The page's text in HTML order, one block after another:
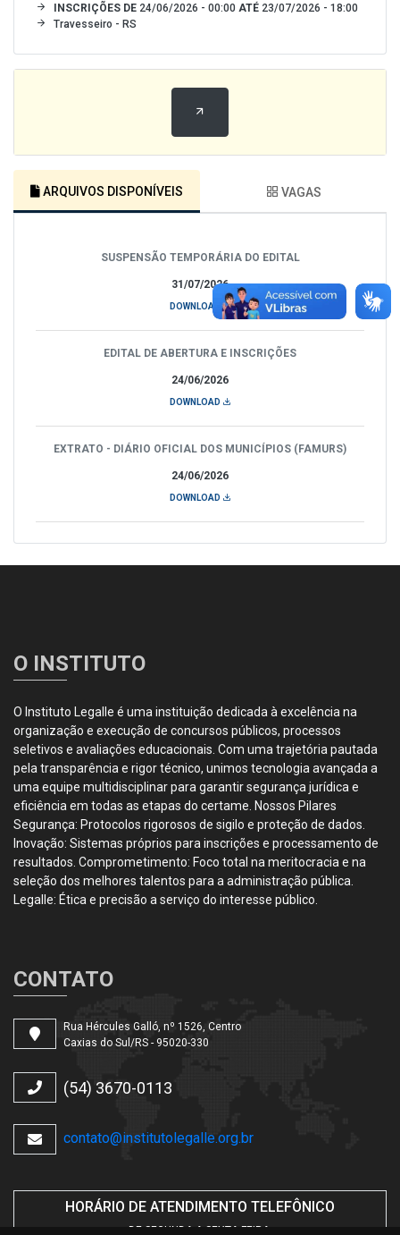
INSCRIÇÕES DE 24/06/2026 - 00:00 ATÉ 23/07/2026 - 18:00
Travesseiro - RS
ARQUIVOS DISPONÍVEIS VAGAS
31/07/2026
SUSPENSÃO TEMPORÁRIA DO EDITAL
DOWNLOAD
24/06/2026
EDITAL DE ABERTURA E INSCRIÇÕES
DOWNLOAD
24/06/2026
EXTRATO - DIÁRIO OFICIAL DOS MUNICÍPIOS (FAMURS)
DOWNLOAD
O INSTITUTO
O Instituto Legalle é uma instituição dedicada à excelência na
organização e execução de concursos públicos, processos
seletivos e avaliações educacionais. Com uma trajetória pautada
pela transparência e rigor técnico, unimos tecnologia avançada a
uma equipe multidisciplinar para garantir segurança jurídica e
eficiência em todas as etapas do certame. Nossos Pilares
Segurança: Protocolos rigorosos de sigilo e proteção de dados.
Inovação: Sistemas próprios para inscrições e processamento de
resultados. Comprometimento: Foco total na meritocracia e na
seleção dos melhores talentos para a administração pública.
Legalle: Ética e precisão a serviço do interesse público.
CONTATO
Rua Hércules Galló, nº 1526, Centro
Caxias do Sul/RS - 95020-330
(54) 3670-0113
contato@institutolegalle.org.br
HORÁRIO DE ATENDIMENTO TELEFÔNICO
DE SEGUNDA A SEXTA-FEIRA.